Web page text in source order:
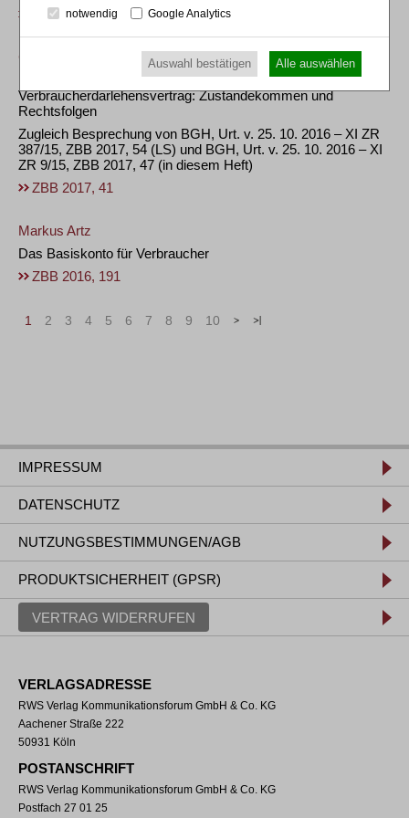
ZBB 2018, 368
Claire Feldhusen
Die geduldete Kontoüberziehung als
Verbraucherdarlehensvertrag: Zustandekommen und
Rechtsfolgen
Zugleich Besprechung von BGH, Urt. v. 25. 10. 2016 – XI ZR
387/15, ZBB 2017, 54 (LS) und BGH, Urt. v. 25. 10. 2016 – XI
ZR 9/15, ZBB 2017, 47 (in diesem Heft)
ZBB 2017, 41
Markus Artz
Das Basiskonto für Verbraucher
ZBB 2016, 191
1 2 3 4 5 6 7 8 9 10 > »
IMPRESSUM
DATENSCHUTZ
NUTZUNGSBESTIMMUNGEN/AGB
PRODUKTSICHERHEIT (GPSR)
VERTRAG WIDERRUFEN
VERLAGSADRESSE
RWS Verlag Kommunikationsforum GmbH & Co. KG
Aachener Straße 222
50931 Köln
POSTANSCHRIFT
RWS Verlag Kommunikationsforum GmbH & Co. KG
Postfach 27 01 25
notwendig Google Analytics
Auswahl bestätigen Alle auswählen